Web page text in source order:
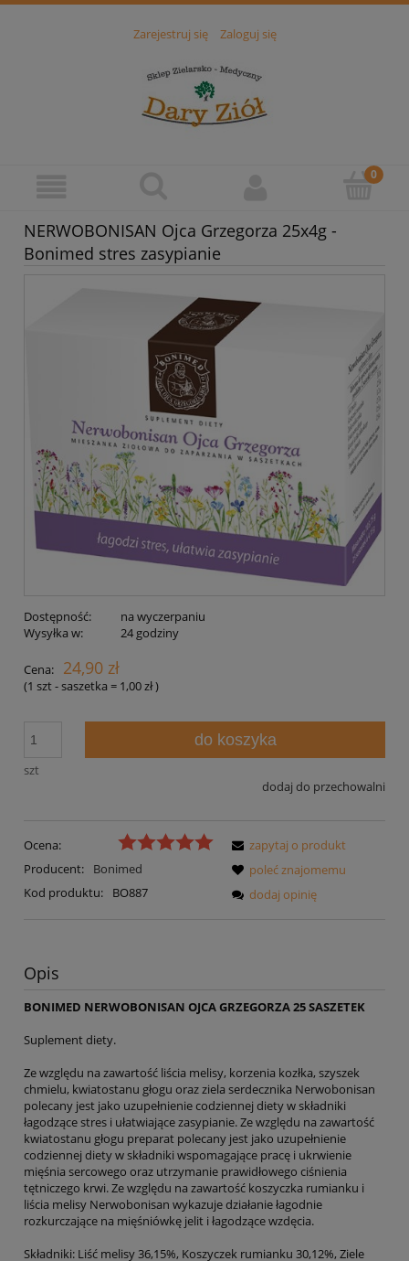
Zarejestruj się Zaloguj się
NERWOBONISAN Ojca Grzegorza 25x4g -
Bonimed stres zasypianie
Dostępność:
na wyczerpaniu
Wysyłka w:
24 godziny
Cena: 24,90 zł
(1 szt - saszetka = 1,00 zł)
szt
do koszyka
dodaj do przechowalni
Ocena:
Producent:
Bonimed
Kod produktu:
BO887
zapytaj o produkt
poleć znajomemu
dodaj opinię
Opis
BONIMED NERWOBONISAN OJCA GRZEGORZA 25 SASZETEK
Suplement diety.
Ze względu na zawartość liścia melisy, korzenia kozłka, szyszek
chmielu, kwiatostanu głogu oraz ziela serdecznika Nerwobonisan
polecany jest jako uzupełnienie codziennej diety w składniki
łagodzące stres i ułatwiające zasypianie. Ze względu na zawartość
kwiatostanu głogu preparat polecany jest jako uzupełnienie
codziennej diety w składniki wspomagające pracę i ukrwienie
mięśnia sercowego oraz utrzymanie prawidłowego ciśnienia
tętniczego krwi. Ze względu na zawartość koszyczka rumianku i
liścia melisy Nerwobonisan wykazuje działanie łagodnie
rozkurczające na mięśniówkę jelit i łagodzące wzdęcia.
Składniki: Liść melisy 36,15%, Koszyczek rumianku 30,12%, Ziele